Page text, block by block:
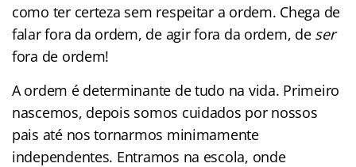
como ter certeza sem respeitar a ordem. Chega de
falar fora da ordem, de agir fora da ordem, de ser
fora de ordem!
A ordem é determinante de tudo na vida. Primeiro
nascemos, depois somos cuidados por nossos
pais até nos tornarmos minimamente
independentes. Entramos na escola, onde